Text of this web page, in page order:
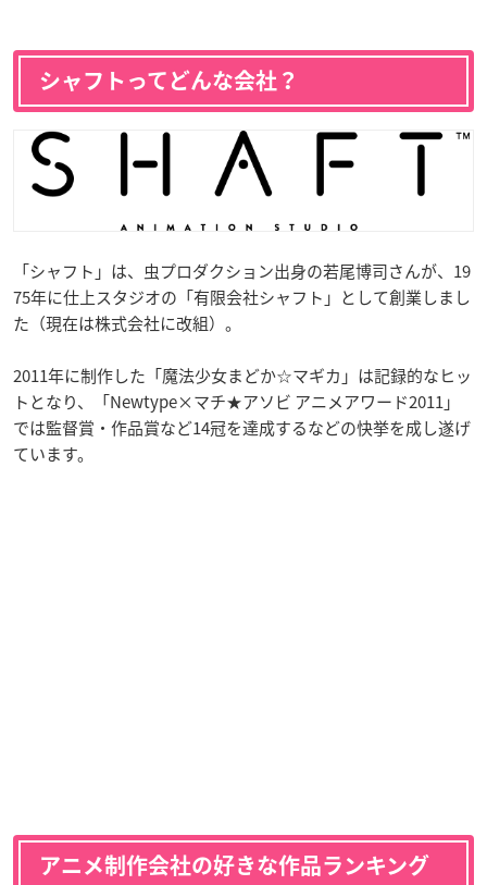
シャフトってどんな会社？
「シャフト」は、虫プロダクション出身の若尾博司さんが、19
75年に仕上スタジオの「有限会社シャフト」として創業しまし
た（現在は株式会社に改組）。
2011年に制作した「魔法少女まどか☆マギカ」は記録的なヒッ
トとなり、「Newtype×マチ★アソビ アニメアワード2011」
では監督賞・作品賞など14冠を達成するなどの快挙を成し遂げ
ています。
アニメ制作会社の好きな作品ランキング